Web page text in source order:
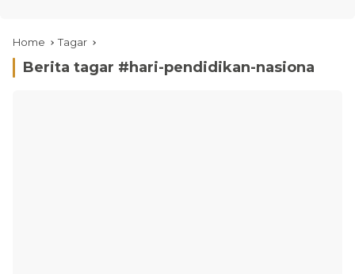
Home Tagar
Berita tagar #hari-pendidikan-nasiona